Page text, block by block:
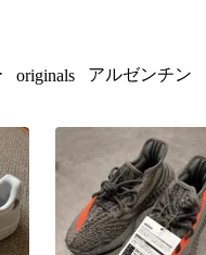
originals アルゼンチン